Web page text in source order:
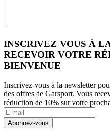
INSCRIVEZ-VOUS À
RECEVOIR VOTRE
BIENVENUE
Inscrivez-vous à la newsletter
des offres de Garsport. Vous
réduction de 10% sur votre